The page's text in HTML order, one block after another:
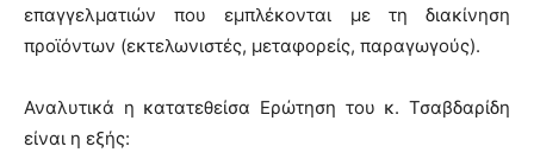
επαγγελματιών που εμπλέκονται με τη διακίνηση
προϊόντων (εκτελωνιστές, μεταφορείς, παραγωγούς).
Αναλυτικά η κατατεθείσα Ερώτηση του κ. Τσαβδαρίδη
είναι η εξής: